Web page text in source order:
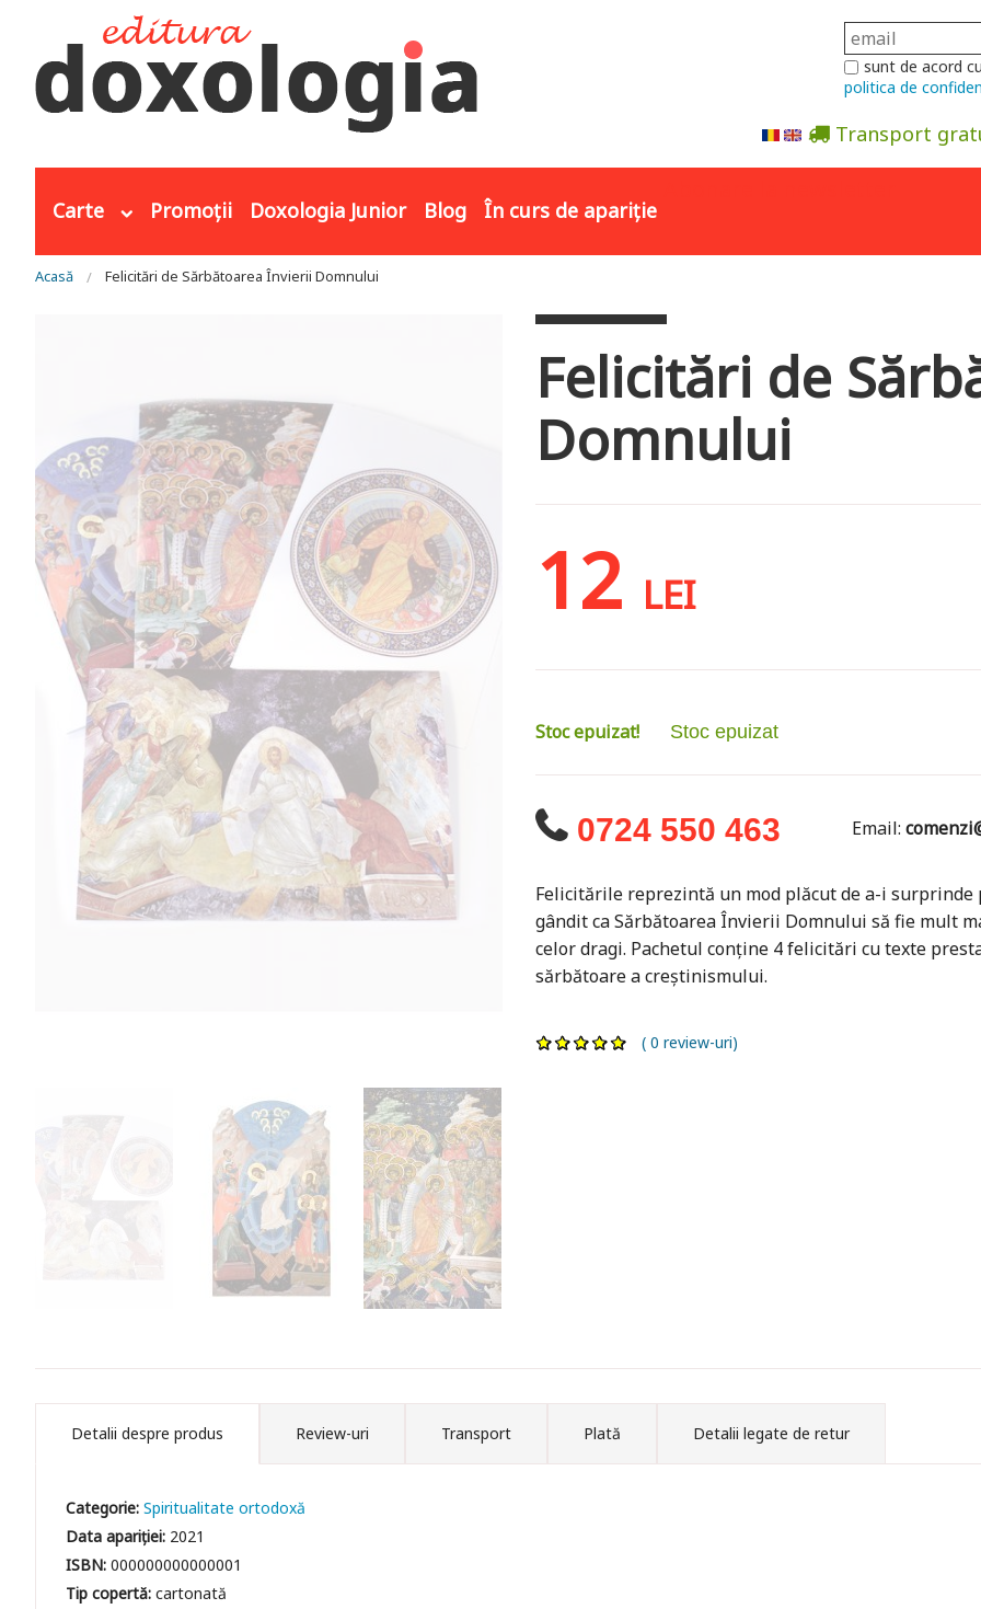
sunt de acord
politica de
Transport
Carte Promoții Doxologia Junior Blog În curs de apariție
Eşti aici
Acasă Felicitări de Sărbătoarea Învierii Domnului
Felicitări de
Domnului
12 LEI
Stoc epuizat! Stoc epuizat
0724 550 463 Email:
Felicitările reprezintă un mod plăcut de a-i
gândit ca Sărbătoarea Învierii Domnului să fie mult
celor dragi. Pachetul conține 4 felicitări cu texte
sărbătoare a creștinismului.
( 0 review-uri)
Detalii despre produs Review-uri Transport Plată Detalii legate de retur
Categorie:Spiritualitate ortodoxă
Data apariției: 2021
ISBN:000000000000001
Tip copertă:cartonată